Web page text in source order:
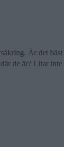
Är det bäst
de är? Litar